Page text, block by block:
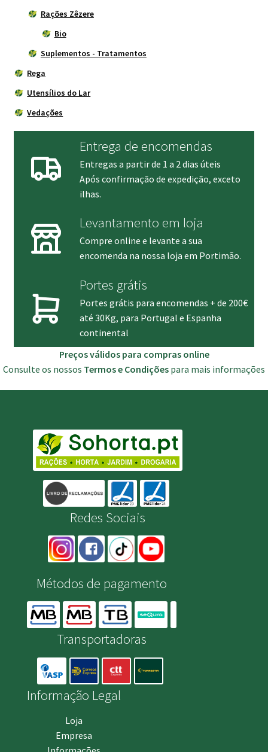
Rações Zêzere
Bio
Suplementos - Tratamentos
Rega
Utensílios do Lar
Vedações
Entrega de encomendas
Entregas a partir de 1 a 2 dias úteis
Após confirmação de expedição, exceto
ilhas.
Levantamento em loja
Compre online e levante a sua
encomenda na nossa loja em Portimão.
Portes grátis
Portes grátis para encomendas + de 200€
até 30Kg, para Portugal e Espanha
continental
Preços válidos para compras online
Consulte os nossos Termos e Condições para mais informações
Redes Sociais
Métodos de pagamento
Transportadoras
Informação Legal
Loja
Empresa